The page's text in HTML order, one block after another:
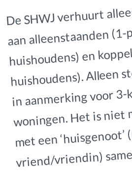
De SHWJ verhuurt
aan alleenstaanden (1-
huishoudens) en
huishoudens). Alleen
in aanmerking voor
woningen. Het is niet
met een
vriend/vriendin)